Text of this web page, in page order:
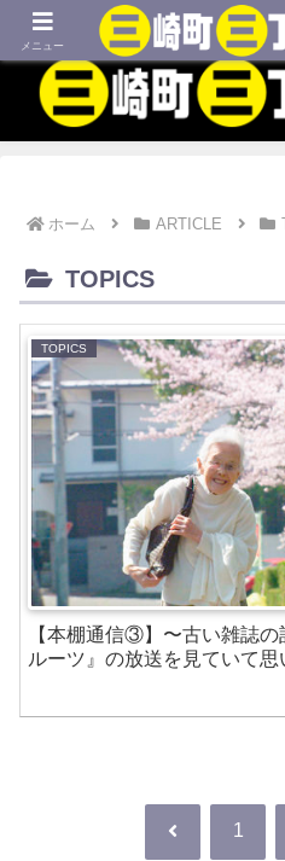
MBTIネタや映画、外国語学
ホーム ARTICLE
TOPICS
TOPICS
【本棚通信③】〜古い雑誌
ルーツ』の放送を見ていて
前 1
メニュー